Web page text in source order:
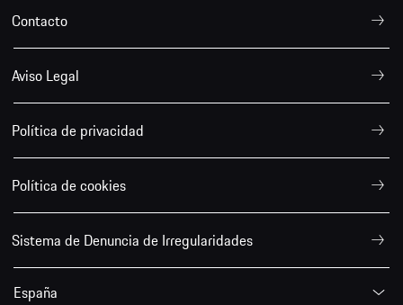
Contacto
Aviso Legal
Política de privacidad
Política de cookies
Sistema de Denuncia de Irregularidades
España